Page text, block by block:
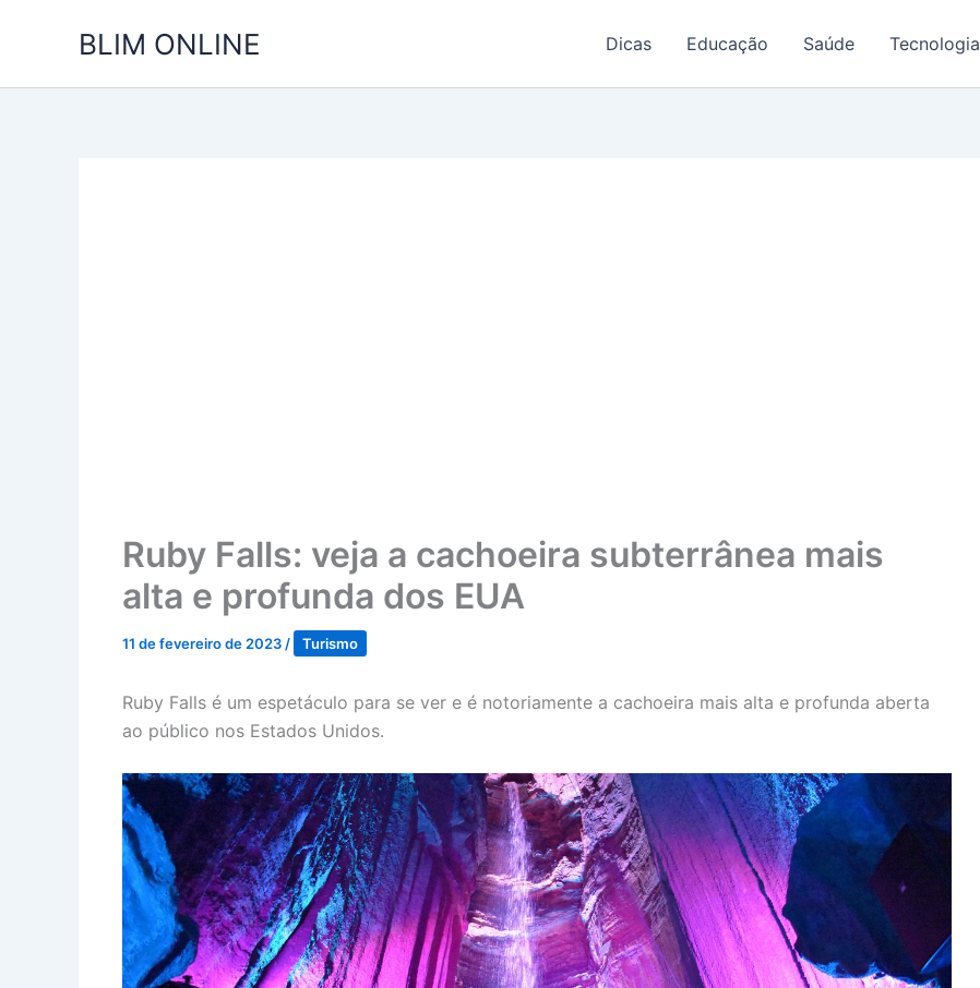
BLIM ONLINE Dicas Educação Saúde Tecnologia
Ruby Falls: veja a cachoeira subterrânea mais
alta e profunda dos EUA
11 de fevereiro de 2023 / Turismo
Ruby Falls é um espetáculo para se ver e é notoriamente a cachoeira mais alta e profunda aberta
ao público nos Estados Unidos.